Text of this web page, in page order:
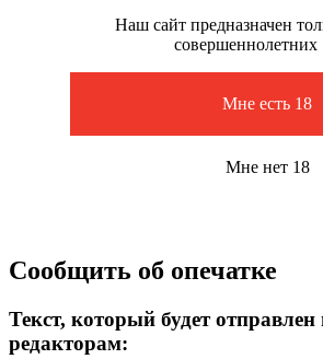
Наш сайт предназначен
совершеннолетних
Мне есть 18
Мне нет 18
Сообщить об опечатке
Текст, который будет
редакторам: